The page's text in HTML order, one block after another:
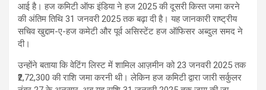
आई है। हज कमिटी ऑफ इंडिया ने हज 2025 की दूसरी किस्त जमा करने
की अंतिम तिथि 31 जनवरी 2025 तक बढ़ा दी है। यह जानकारी राष्ट्रीय
सचिव खुद्दाम-ए-हज कमेटी और पूर्व असिस्टेंट हज ऑफिसर अब्दुल समद ने
दी।
उन्होंने बताया कि वेटिंग लिस्ट में शामिल आज़मीन को 23 जनवरी 2025 तक
₹2,72,300 की राशि जमा करनी थी। लेकिन हज कमिटी द्वारा जारी सर्कुलर